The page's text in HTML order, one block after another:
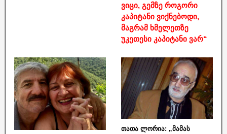
ვიცი, გემზე როგორი
კაპიტანი ვიქნებოდი,
მაგრამ ხმელეთზე
უკეთესი კაპიტანი ვარ“
თათა ლორია: „მამას